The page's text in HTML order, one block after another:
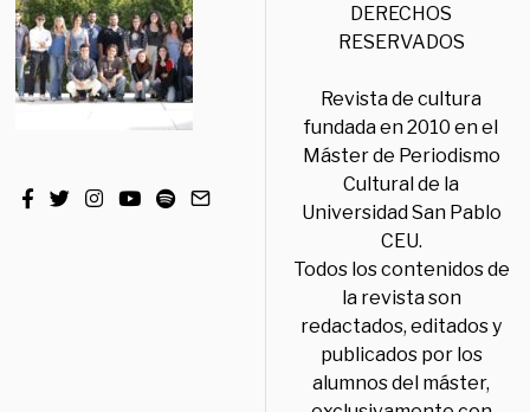
DERECHOS
RESERVADOS
Revista de cultura
fundada en 2010 en el
Máster de Periodismo
Cultural de la
Universidad San Pablo
CEU.
Todos los contenidos de
la revista son
redactados, editados y
publicados por los
alumnos del máster,